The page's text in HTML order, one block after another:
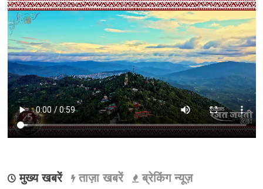
मुख्य खबरें ताज़ा खबरें ब्रेकिंग न्यूज़